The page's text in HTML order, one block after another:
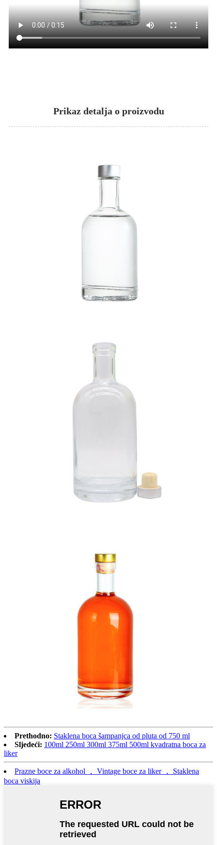
Prikaz detalja o proizvodu
Prethodno: Staklena boca šampanjca od pluta od 750 ml
Sljedeći: 100ml 250ml 300ml 375ml 500ml kvadratna boca za
liker
Prazne boce za alkohol ， Vintage boce za liker ， Staklena
boca viskija